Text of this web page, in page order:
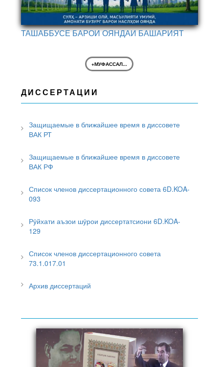
ТАШАББУСЕ БАРОИ ОЯНДАИ БАШАРИЯТ
+МУФАССАЛ...
ДИССЕРТАЦИИ
Защищаемые в ближайшее время в диссовете
ВАК РТ
Защищаемые в ближайшее время в диссовете
ВАК РФ
Список членов диссертационного совета 6D.KOA-
093
Рӯйхати аъзои шӯрои диссертатсиони 6D.KOA-
129
Список членов диссертационного совета
73.1.017.01
Архив диссертаций